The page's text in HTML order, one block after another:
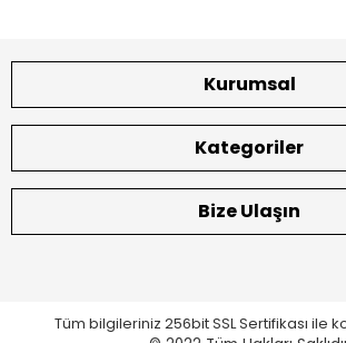
Kurumsal
Kategoriler
Bize Ulaşın
Tüm bilgileriniz 256bit SSL Sertifikası ile